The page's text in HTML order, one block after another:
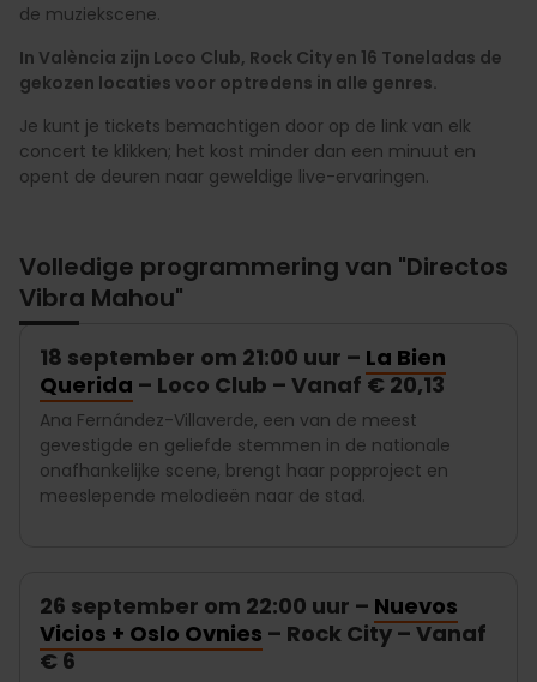
de muziekscene.
In València zijn Loco Club, Rock City en 16 Toneladas de
gekozen locaties voor optredens in alle genres.
Je kunt je tickets bemachtigen door op de link van elk
concert te klikken; het kost minder dan een minuut en
opent de deuren naar geweldige live-ervaringen.
Volledige programmering van "Directos
Vibra Mahou"
18 september om 21:00 uur – La Bien
Querida – Loco Club – Vanaf € 20,13
Ana Fernández-Villaverde, een van de meest
gevestigde en geliefde stemmen in de nationale
onafhankelijke scene, brengt haar popproject en
meeslepende melodieën naar de stad.
26 september om 22:00 uur – Nuevos
Vicios + Oslo Ovnies – Rock City – Vanaf
€ 6